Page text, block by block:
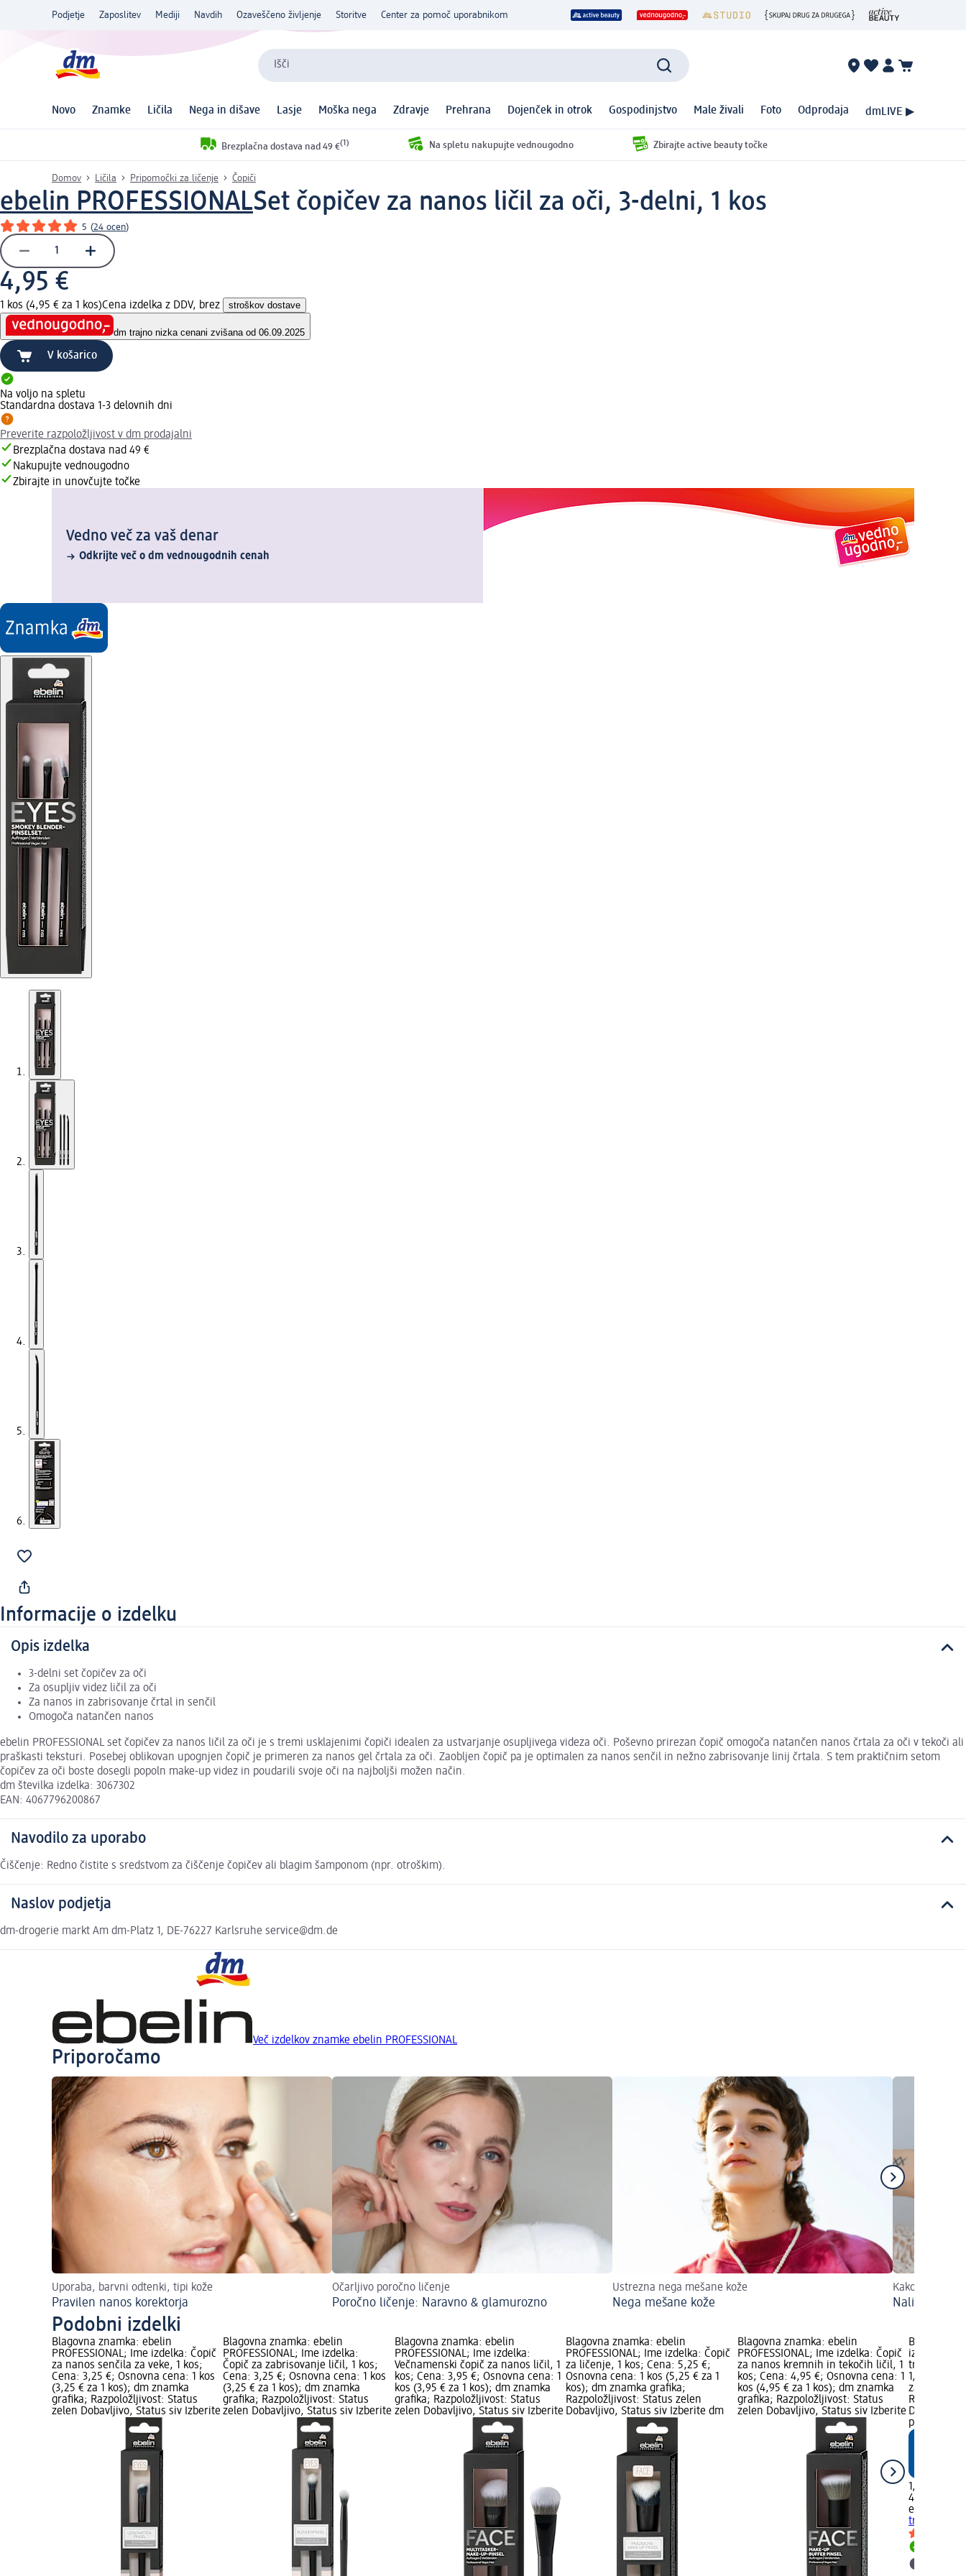
Podjetje Zaposlitev Mediji Navdih Ozaveščeno življenje Storitve Center za pomoč uporabnikom
Išči
Novo Znamke Ličila Nega in dišave Lasje Moška nega Zdravje Prehrana Dojenček in otrok Gospodinjstvo Male živali Foto Odprodaja dmLIVE ▶
Brezplačna dostava nad 49 €(1) Na spletu nakupujte vednougodno Zbirajte active beauty točke
Domov Ličila Pripomočki za ličenje Čopiči
ebelin PROFESSIONALSet čopičev za nanos ličil za oči, 3-delni, 1 kos
5 (24 ocen)
4,95 €
1 kos (4,95 € za 1 kos)Cena izdelka z DDV, brez stroškov dostave
dm trajno nizka cenani zvišana od 06.09.2025
V košarico
Na voljo na spletu
Standardna dostava 1-3 delovnih dni
Preverite razpoložljivost v dm prodajalni
Brezplačna dostava nad 49 €
Nakupujte vednougodno
Zbirajte in unovčujte točke
Vedno več za vaš denar
Odkrijte več o dm vednougodnih cenah
Informacije o izdelku
Opis izdelka
3-delni set čopičev za oči
Za osupljiv videz ličil za oči
Za nanos in zabrisovanje črtal in senčil
Omogoča natančen nanos
ebelin PROFESSIONAL set čopičev za nanos ličil za oči je s tremi usklajenimi čopiči idealen za ustvarjanje osupljivega videza oči. Poševno prirezan čopič omogoča natančen nanos črtala za oči v tekoči ali
praškasti teksturi. Posebej oblikovan upognjen čopič je primeren za nanos gel črtala za oči. Zaobljen čopič pa je optimalen za nanos senčil in nežno zabrisovanje linij črtala. S tem praktičnim setom
čopičev za oči boste dosegli popoln make-up videz in poudarili svoje oči na najboljši možen način.
dm številka izdelka: 3067302
EAN: 4067796200867
Navodilo za uporabo
Čiščenje: Redno čistite s sredstvom za čiščenje čopičev ali blagim šamponom (npr. otroškim).
Naslov podjetja
dm-drogerie markt Am dm-Platz 1, DE-76227 Karlsruhe service@dm.de
Več izdelkov znamke ebelin PROFESSIONAL
Priporočamo
Uporaba, barvni odtenki, tipi kože
Pravilen nanos korektorja
Očarljivo poročno ličenje
Poročno ličenje: Naravno & glamurozno
Ustrezna nega mešane kože
Nega mešane kože
Kako naličiti
Naličene
Podobni izdelki
Blagovna znamka: ebelin
PROFESSIONAL; Ime izdelka: Čopič
za nanos senčila za veke, 1 kos;
Cena: 3,25 €; Osnovna cena: 1 kos
(3,25 € za 1 kos); dm znamka
grafika; Razpoložljivost: Status
zelen Dobavljivo, Status siv Izberite
Blagovna znamka: ebelin
PROFESSIONAL; Ime izdelka:
Čopič za zabrisovanje ličil, 1 kos;
Cena: 3,25 €; Osnovna cena: 1 kos
(3,25 € za 1 kos); dm znamka
grafika; Razpoložljivost: Status
zelen Dobavljivo, Status siv Izberite
Blagovna znamka: ebelin
PROFESSIONAL; Ime izdelka:
Večnamenski čopič za nanos ličil, 1
kos; Cena: 3,95 €; Osnovna cena: 1
kos (3,95 € za 1 kos); dm znamka
grafika; Razpoložljivost: Status
zelen Dobavljivo, Status siv Izberite
Blagovna znamka: ebelin
PROFESSIONAL; Ime izdelka: Čopič
za ličenje, 1 kos; Cena: 5,25 €;
Osnovna cena: 1 kos (5,25 € za 1
kos); dm znamka grafika;
Razpoložljivost: Status zelen
Dobavljivo, Status siv Izberite dm
Blagovna znamka: ebelin
PROFESSIONAL; Ime izdelka: Čopič
za nanos kremnih in tekočih ličil, 1
kos; Cena: 4,95 €; Osnovna cena: 1
kos (4,95 € za 1 kos); dm znamka
grafika; Razpoložljivost: Status
zelen Dobavljivo, Status siv Izberite
Blagovna
izdelka:
trepalnic in
1,95 €;
za 1 kos);
Dobavljivo,
prodajalno
1,95 €
4 kos (0,49
ebelin
trepalnic in